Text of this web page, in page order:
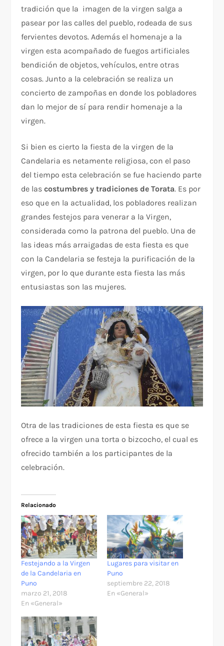
tradición que la imagen de la virgen salga a
pasear por las calles del pueblo, rodeada de sus
fervientes devotos. Además el homenaje a la
virgen esta acompañado de fuegos artificiales
bendición de objetos, vehículos, entre otras
cosas. Junto a la celebración se realiza un
concierto de zampoñas en donde los pobladores
dan lo mejor de sí para rendir homenaje a la
virgen.
Si bien es cierto la fiesta de la virgen de la
Candelaria es netamente religiosa, con el paso
del tiempo esta celebración se fue haciendo parte
de lascostumbres y tradiciones de Torata. Es por
eso que en la actualidad, los pobladores realizan
grandes festejos para venerar a la Virgen,
considerada como la patrona del pueblo. Una de
las ideas más arraigadas de esta fiesta es que
con la Candelaria se festeja la purificación de la
virgen, por lo que durante esta fiesta las más
entusiastas son las mujeres.
Otra de las tradiciones de esta fiesta es que se
ofrece a la virgen una torta o bizcocho, el cual es
ofrecido también a los participantes de la
celebración.
Relacionado
Festejando a la Virgen
de la Candelaria en
Puno
marzo 21, 2018
En «General»
Lugares para visitar en
Puno
septiembre 22, 2018
En «General»